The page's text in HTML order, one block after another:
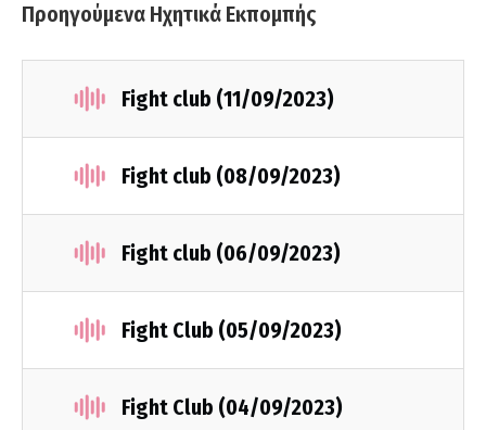
Προηγούμενα Ηχητικά Εκπομπής
Fight club (11/09/2023)
Fight club (08/09/2023)
Fight club (06/09/2023)
Fight Club (05/09/2023)
Fight Club (04/09/2023)